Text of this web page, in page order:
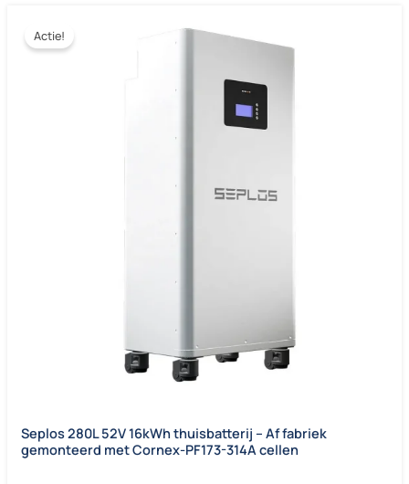
Actie!
Seplos 280L 52V 16kWh thuisbatterij – Af fabriek
gemonteerd met Cornex-PF173-314A cellen